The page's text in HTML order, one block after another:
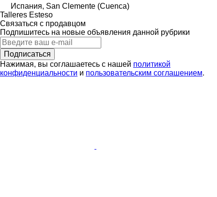
Испания, San Clemente (Cuenca)
Talleres Esteso
Связаться с продавцом
Подпишитесь на новые объявления данной рубрики
Подписаться
Нажимая, вы соглашаетесь с нашей политикой
конфиденциальности и пользовательским соглашением.